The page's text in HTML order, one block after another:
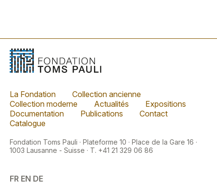
La Fondation
Collection ancienne
Collection moderne
Actualités
Expositions
Documentation
Publications
Contact
Catalogue
Fondation Toms Pauli · Plateforme 10 · Place de la Gare 16 ·
1003 Lausanne - Suisse · T. +41 21 329 06 86
FR EN DE